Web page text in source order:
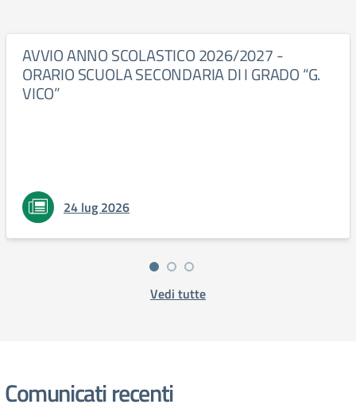
AVVIO ANNO SCOLASTICO 2026/2027 -
ORARIO SCUOLA SECONDARIA DI I GRADO “G.
VICO”
24 lug 2026
Vedi tutte
Comunicati recenti